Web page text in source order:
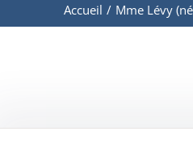
Accueil / Mme Lévy